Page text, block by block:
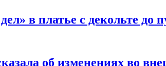
в платье с декольте до
об изменениях во